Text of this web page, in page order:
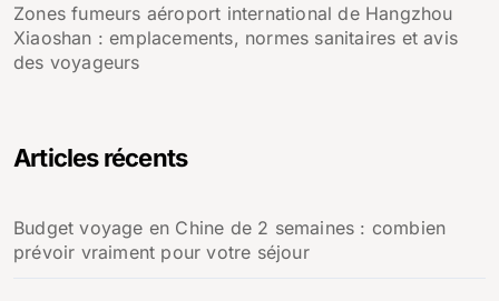
Zones fumeurs aéroport international de Hangzhou
Xiaoshan : emplacements, normes sanitaires et avis
des voyageurs
Articles récents
Budget voyage en Chine de 2 semaines : combien
prévoir vraiment pour votre séjour